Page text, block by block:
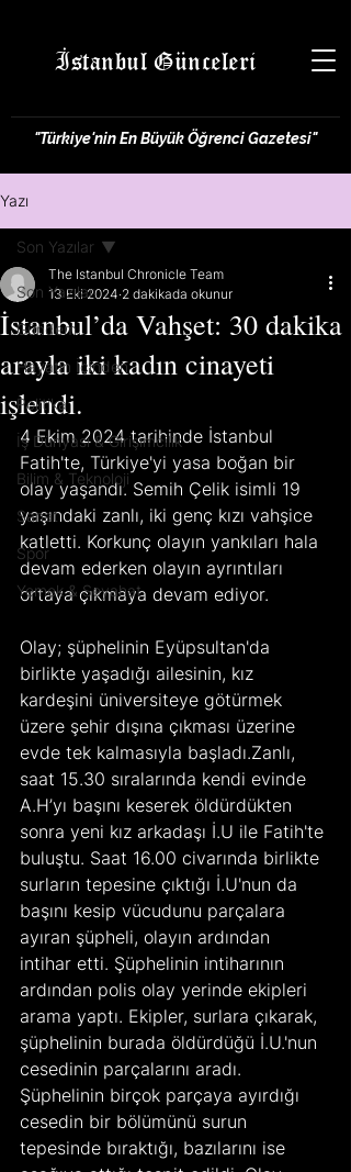
İstanbul Günceleri
"Türkiye'nin En Büyük Öğrenci Gazetesi"
Yazı
Son Yazılar
Gündem
Hayatın İçinden
Politika
İş Dünyası & Girişimcilik
Bilim & Teknoloji
Sanat
Spor
Yemek & Seyahat
Son Yazılar
İstanbul’da Vahşet: 30 dakika
arayla iki kadın cinayeti
işlendi.
The Istanbul Chronicle Team
13 Eki 2024 2 dakikada okunur
4 Ekim 2024 tarihinde İstanbul
Fatih'te, Türkiye'yi yasa boğan bir
olay yaşandı. Semih Çelik isimli 19
yaşındaki zanlı, iki genç kızı vahşice
katletti. Korkunç olayın yankıları hala
devam ederken olayın ayrıntıları
ortaya çıkmaya devam ediyor.
Olay; şüphelinin Eyüpsultan'da
birlikte yaşadığı ailesinin, kız
kardeşini üniversiteye götürmek
üzere şehir dışına çıkması üzerine
evde tek kalmasıyla başladı.Zanlı,
saat 15.30 sıralarında kendi evinde
A.H’yı başını keserek öldürdükten
sonra yeni kız arkadaşı İ.U ile Fatih'te
buluştu. Saat 16.00 civarında birlikte
surların tepesine çıktığı İ.U'nun da
başını kesip vücudunu parçalara
ayıran şüpheli, olayın ardından
intihar etti. Şüphelinin intiharının
ardından polis olay yerinde ekipleri
arama yaptı. Ekipler, surlara çıkarak,
şüphelinin burada öldürdüğü İ.U.'nun
cesedinin parçalarını aradı.
Şüphelinin birçok parçaya ayırdığı
cesedin bir bölümünü surun
tepesinde bıraktığı, bazılarını ise